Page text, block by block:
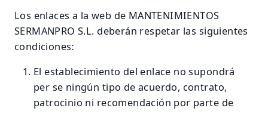
Los enlaces a la web de MANTENIMIENTOS
SERMANPRO S.L. deberán respetar las siguientes
condiciones:
El establecimiento del enlace no supondrá
per se ningún tipo de acuerdo, contrato,
patrocinio ni recomendación por parte de